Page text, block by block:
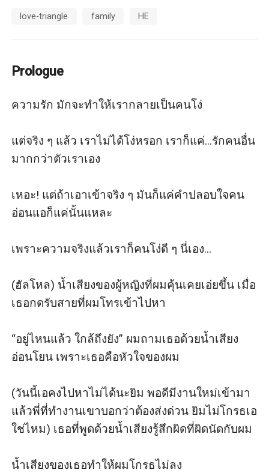
แค่นั้นแหละ
love-triangle family HE
Prologue
ความรัก มักจะทำให้เรากลายเป็นคนโง่
แต่จริง ๆ แล้ว เราไม่ได้โง่หรอก เราก็แค่...รักคนอื่น
มากกว่าตัวเราเอง
เหอะ! แต่ถ้าเอาเข้าจริง ๆ มันก็แค่คำปลอบใจคน
อ่อนแอก็แค่นั้นแหละ
เพราะความจริงแล้วเราก็คนโง่ดี ๆ นี่เอง...
(ฮัลโหล) น้ำเสียงของผู้หญิงที่ผมคุ้นเคยเอ่ยขึ้น เมื่อ
เธอกดรับสายที่ผมโทรเข้าไปหา
“อยู่ไหนแล้ว ใกล้ถึงยัง” ผมถามเธอด้วยน้ำเสียง
อ่อนโยน เพราะเธอคือหัวใจของผม
(วันนี้เอคงไปหาไม่ได้นะยิม พอดีมีงานใหม่เข้ามา
แล้วพี่ที่ทำงานเขาบอกว่าต้องส่งด่วน ยิมไม่โกรธเอ
ใช่ไหม) เธอที่พูดด้วยน้ำเสียงรู้สึกผิดที่ผิดนัดกับผม
น้ำเสียงของเธอทำให้ผมโกรธไม่ลง